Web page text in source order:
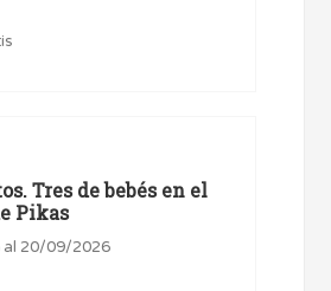
Tres de bebés en el
Pikas
20/09/2026